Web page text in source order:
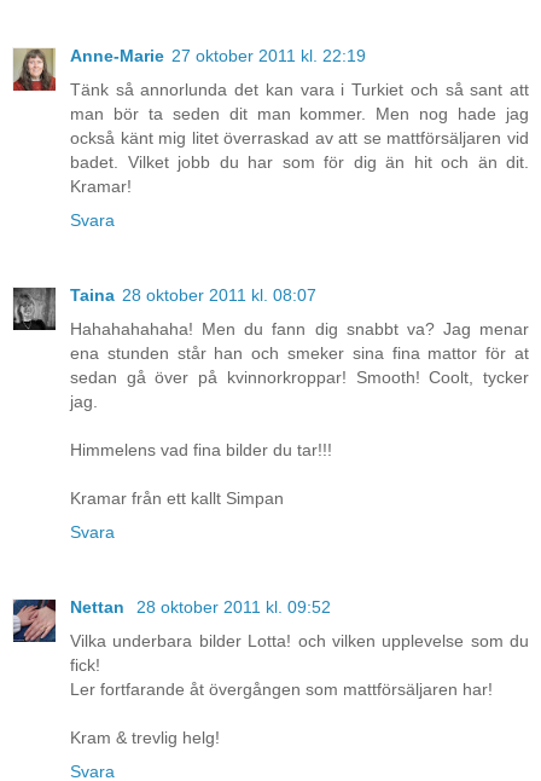
Anne-Marie 27 oktober 2011 kl. 22:19
Tänk så annorlunda det kan vara i Turkiet och så sant att
man bör ta seden dit man kommer. Men nog hade jag
också känt mig litet överraskad av att se mattförsäljaren vid
badet. Vilket jobb du har som för dig än hit och än dit.
Kramar!
Svara
Taina 28 oktober 2011 kl. 08:07
Hahahahahaha! Men du fann dig snabbt va? Jag menar
ena stunden står han och smeker sina fina mattor för at
sedan gå över på kvinnorkroppar! Smooth! Coolt, tycker
jag.
Himmelens vad fina bilder du tar!!!
Kramar från ett kallt Simpan
Svara
Nettan
28 oktober 2011 kl. 09:52
Vilka underbara bilder Lotta! och vilken upplevelse som du
fick!
Ler fortfarande åt övergången som mattförsäljaren har!
Kram & trevlig helg!
Svara